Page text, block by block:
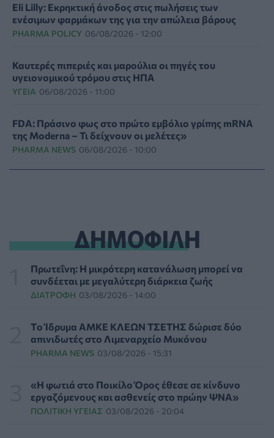
Eli Lilly: Εκρηκτική άνοδος στις πωλήσεις των
ενέσιμων φαρμάκων της για την απώλεια βάρους
PHARMA POLICY 06/08/2026 - 12:00
Καυτερές πιπεριές και μαρούλια οι πηγές του
υγειονομικού τρόμου στις ΗΠΑ
ΥΓΕΊΑ 06/08/2026 - 11:00
FDA: Πράσινο φως στο πρώτο εμβόλιο γρίπης mRNA
της Moderna – Τι δείχνουν οι μελέτες»
PHARMA NEWS 06/08/2026 - 10:00
Μεγαλώνει πραγματικά η μυωπία μετά την
ενηλικίωση; - Τι δείχνουν νέες μελέτες
HEALTH TALK 06/08/2026 - 08:19
Στον σταθμό φιλοξενίας πυρόπληκτων ζώων στα
ΕΠΙΚΑΙΡΌΤΗΤΑ 06/08/2026 - 03:46
Το Πανεπιστήμιο Keele υπέβαλε φάκελο προπτυχιακού
ΕΠΙΚΑΙΡΌΤΗΤΑ 06/08/2026 - 00:04
Binge-Watching και φαγητό: Τα επιστημονικά
ΔΗΜΟΦΙΛΗ
Πρωτεΐνη: Η μικρότερη κατανάλωση μπορεί να
συνδέεται με μεγαλύτερη διάρκεια ζωής
ΔΙΑΤΡΟΦΉ 03/08/2026 - 14:00
Tο Ίδρυμα ΑΜΚΕ ΚΛΕΩΝ ΤΣΕΤΗΣ δώρισε δύο
απινιδωτές στο Λιμεναρχείο Μυκόνου
PHARMA NEWS 03/08/2026 - 15:31
«Η φωτιά στο Ποικίλο Όρος έθεσε σε κίνδυνο
εργαζόμενους και ασθενείς στο πρώην ΨΝΑ»
ΠΟΛΙΤΙΚΉ ΥΓΕΊΑΣ 03/08/2026 - 20:04